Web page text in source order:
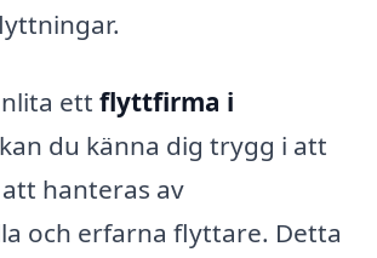
ett flyttfirma i
kan du känna dig trygg i att
hanteras av
och erfarna flyttare. Detta